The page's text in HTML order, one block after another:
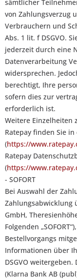
sämtlicher
von Zahlungsverzug
Verbrauchern und
Abs. 1 lit. f DSGVO.
jederzeit durch eine
Datenverarbeitung
widersprechen.
berechtigt, Ihre
sofern dies zur
erforderlich ist.
Weitere Einzelheiten
Ratepay finden Sie
(https://
Ratepay
(https://
- SOFORT
Bei Auswahl der
Zahlungsabwicklung
GmbH,
Folgenden
Bestellvorgangs
Informationen über
DSGVO
(Klarna Bank AB